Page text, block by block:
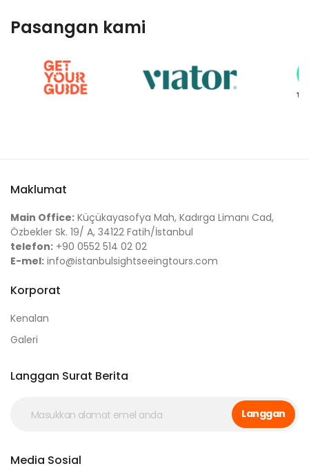
Pasangan kami
Maklumat
Main Office: Küçükayasofya Mah, Kadırga Limanı Cad,
Özbekler Sk. 19/ A, 34122 Fatih/İstanbul
telefon: +90 0552 514 02 02
E-mel: info@istanbulsightseeingtours.com
Korporat
Kenalan
Galeri
Langgan Surat Berita
Langgan
Media Sosial